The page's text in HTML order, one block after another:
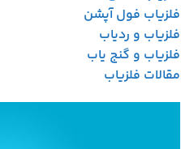
فلزیاب فول آپشن
فلزیاب و ردیاب
فلزیاب و گنج یاب
مقالات فلزیاب